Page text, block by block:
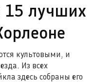
15 лучших
культовыми, и
Из всех
здесь собраны его